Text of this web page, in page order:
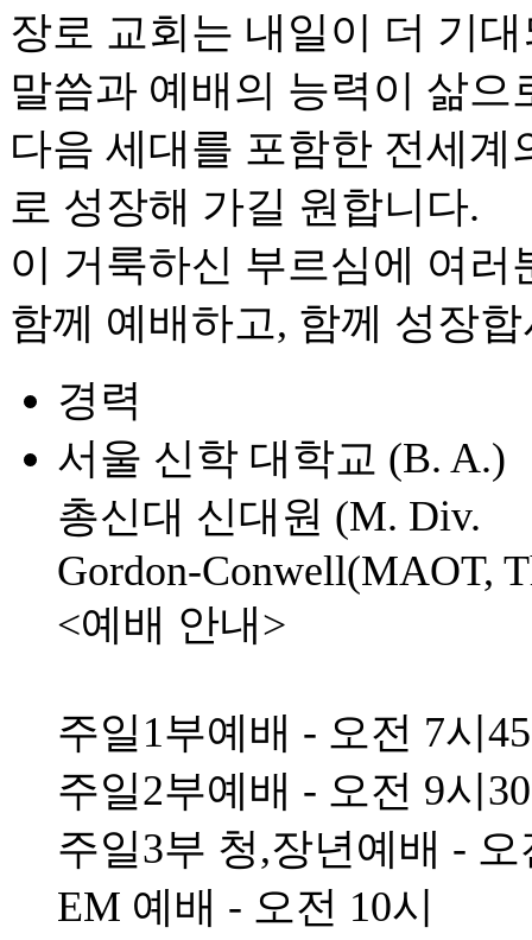
장로 교회는 내일이 더 기
말씀과 예배의 능력이 삶으
다음 세대를 포함한 전세
로 성장해 가길 원합니다.
이 거룩하신 부르심에 여러
함께 예배하고, 함께 성장
경력
서울 신학 대학교 (B. A.)
총신대 신대원 (M. Div.
Gordon-Conwell(MAOT,
<예배 안내>
주일1부예배 - 오전 7시
주일2부예배 - 오전 9시
주일3부 청,장년예배 - 오
EM 예배 - 오전 10시